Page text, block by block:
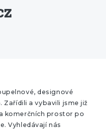
designové
Zařídili a vybavili jsme již
komerčních prostor po
Vyhledávají nás